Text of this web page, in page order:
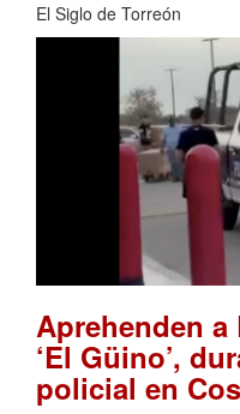
El Siglo de Torreón
Aprehenden a
‘El Güino’,
policial en